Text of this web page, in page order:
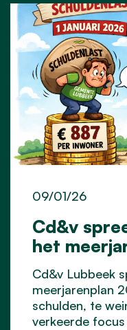
Cd&v
het
09/01/26
Cd&v Lubbeek
meerjarenplan
schulden, te
verkeerde